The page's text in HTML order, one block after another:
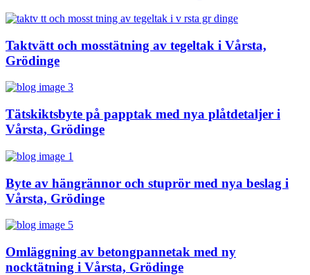
Taktvätt och mosstätning av tegeltak i Vårsta,
Grödinge
Tätskiktsbyte på papptak med nya plåtdetaljer i
Vårsta, Grödinge
Byte av hängrännor och stuprör med nya beslag i
Vårsta, Grödinge
Omläggning av betongpannetak med ny
nocktätning i Vårsta, Grödinge